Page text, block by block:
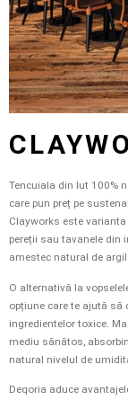
Tencuiala din lut 100%
care pun preț pe
Clayworks este
pereții sau tavanele din
amestec natural de
O alternativă la
opțiune care te ajută să
ingredientelor toxice.
mediu sănătos,
natural nivelul de
Deqoria aduce